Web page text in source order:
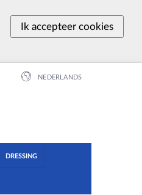
Ik accepteer cookies
NEDERLANDS
DRESSING